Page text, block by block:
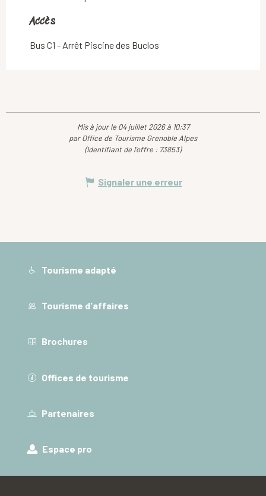
Accès
Accès
Bus C1 - Arrêt Piscine des Buclos
Mis à jour le 04 juillet 2026 à 10:37
par Office de Tourisme Grenoble Alpes
(Identifiant de l'offre : 73853)
Signaler une erreur
Tourisme adapté
Tourisme d'affaires
Brochures
Offices de tourisme
Partenaires
Espace pro